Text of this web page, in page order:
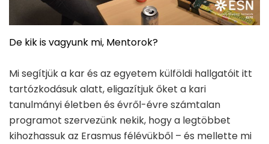
De kik is vagyunk mi, Mentorok?
Mi segítjük a kar és az egyetem külföldi hallgatóit itt
tartózkodásuk alatt, eligazítjuk őket a kari
tanulmányi életben és évről-évre számtalan
programot szervezünk nekik, hogy a legtöbbet
kihozhassuk az Erasmus félévükből – és mellette mi